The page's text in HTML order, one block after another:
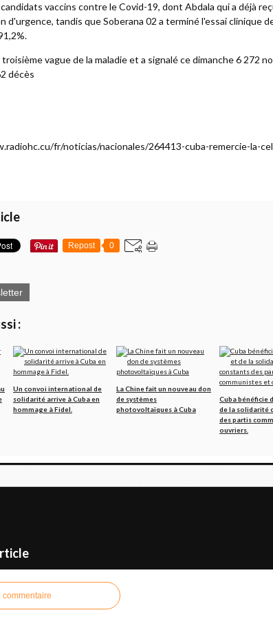
vaccins contre le Covid-19, dont Abdala qui a déjà
tandis que Soberana 02 a terminé l'essai clinique
vague de la maladie et a signalé ce dimanche 6 272
décès
fr/noticias/nacionales/264413-cuba-remercie-la-
Repost 0
:
Un convoi international de
solidarité arrive à Cuba en
hommage à Fidel.
La Chine fait un nouveau don
de systèmes
photovoltaïques à Cuba
Cuba bénéficie
de la solidarité
des partis
ouvriers.
commentaire